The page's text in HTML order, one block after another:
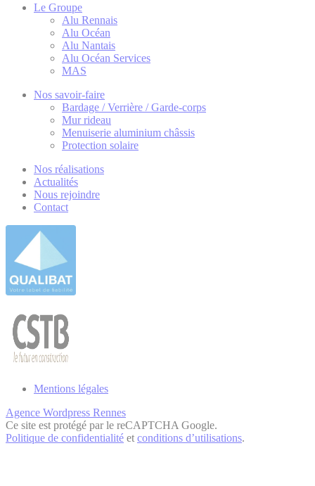
Le Groupe
Alu Rennais
Alu Océan
Alu Nantais
Alu Océan Services
MAS
Nos savoir-faire
Bardage / Verrière / Garde-corps
Mur rideau
Menuiserie aluminium châssis
Protection solaire
Nos réalisations
Actualités
Nous rejoindre
Contact
Mentions légales
Agence Wordpress Rennes
Ce site est protégé par le reCAPTCHA Google.
Politique de confidentialité et conditions d’utilisations.